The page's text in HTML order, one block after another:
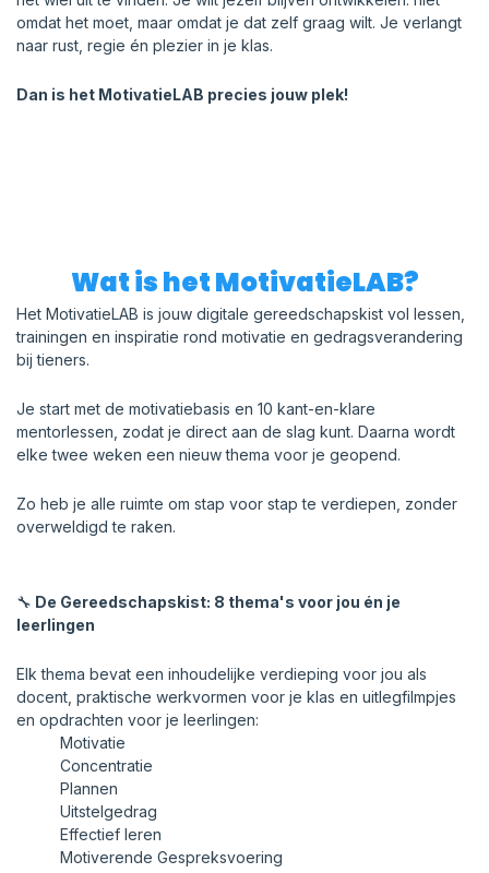
omdat het moet, maar omdat je dat zelf graag wilt. Je verlangt
naar rust, regie én plezier in je klas.
Dan is het MotivatieLAB precies jouw plek!
Wat is het MotivatieLAB?
Het MotivatieLAB is jouw digitale gereedschapskist vol lessen,
trainingen en inspiratie rond motivatie en gedragsverandering
bij tieners.
Je start met de motivatiebasis en 10 kant-en-klare
mentorlessen, zodat je direct aan de slag kunt. Daarna wordt
elke twee weken een nieuw thema voor je geopend.
Zo heb je alle ruimte om stap voor stap te verdiepen, zonder
overweldigd te raken.
🔧 De Gereedschapskist: 8 thema's voor jou én je
leerlingen
Elk thema bevat een inhoudelijke verdieping voor jou als
docent, praktische werkvormen voor je klas en uitlegfilmpjes
en opdrachten voor je leerlingen:
Motivatie
Concentratie
Plannen
Uitstelgedrag
Effectief leren
Motiverende Gespreksvoering